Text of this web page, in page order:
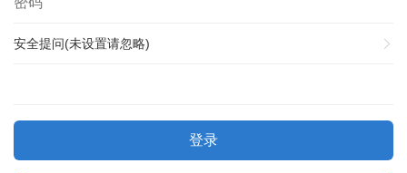
安全提问(未设置请忽略)
登录